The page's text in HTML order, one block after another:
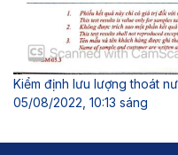
Kiểm định lưu lượng thoát
05/08/2022, 10:13 sáng